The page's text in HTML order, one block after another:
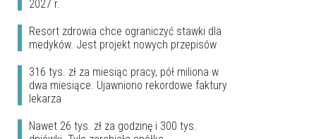
2027 r.
Resort zdrowia chce ograniczyć stawki dla
medyków. Jest projekt nowych przepisów
316 tys. zł za miesiąc pracy, pół miliona w
dwa miesiące. Ujawniono rekordowe faktury
lekarza
Nawet 26 tys. zł za godzinę i 300 tys.